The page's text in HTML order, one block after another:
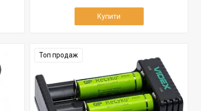
Купити
Топ продаж